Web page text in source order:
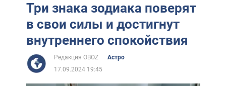
Три знака зодиака поверят
в свои силы и достигнут
внутреннего спокойствия
Редакция OBOZ
Астро
17.09.2024 19:45